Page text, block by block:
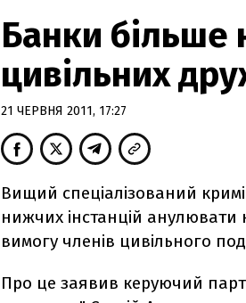
Банки більше
цивільних
21 ЧЕРВНЯ 2011, 17:27
Вищий спеціалізований
нижчих інстанцій анулювати
вимогу членів цивільного
Про це заявив керуючий